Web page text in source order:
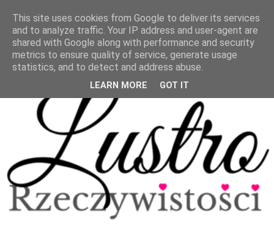
This site uses cookies from Google to deliver its services
and to analyze traffic. Your IP address and user-agent are
shared with Google along with performance and security
metrics to ensure quality of service, generate usage
statistics, and to detect and address abuse.
LEARN MORE GOT IT